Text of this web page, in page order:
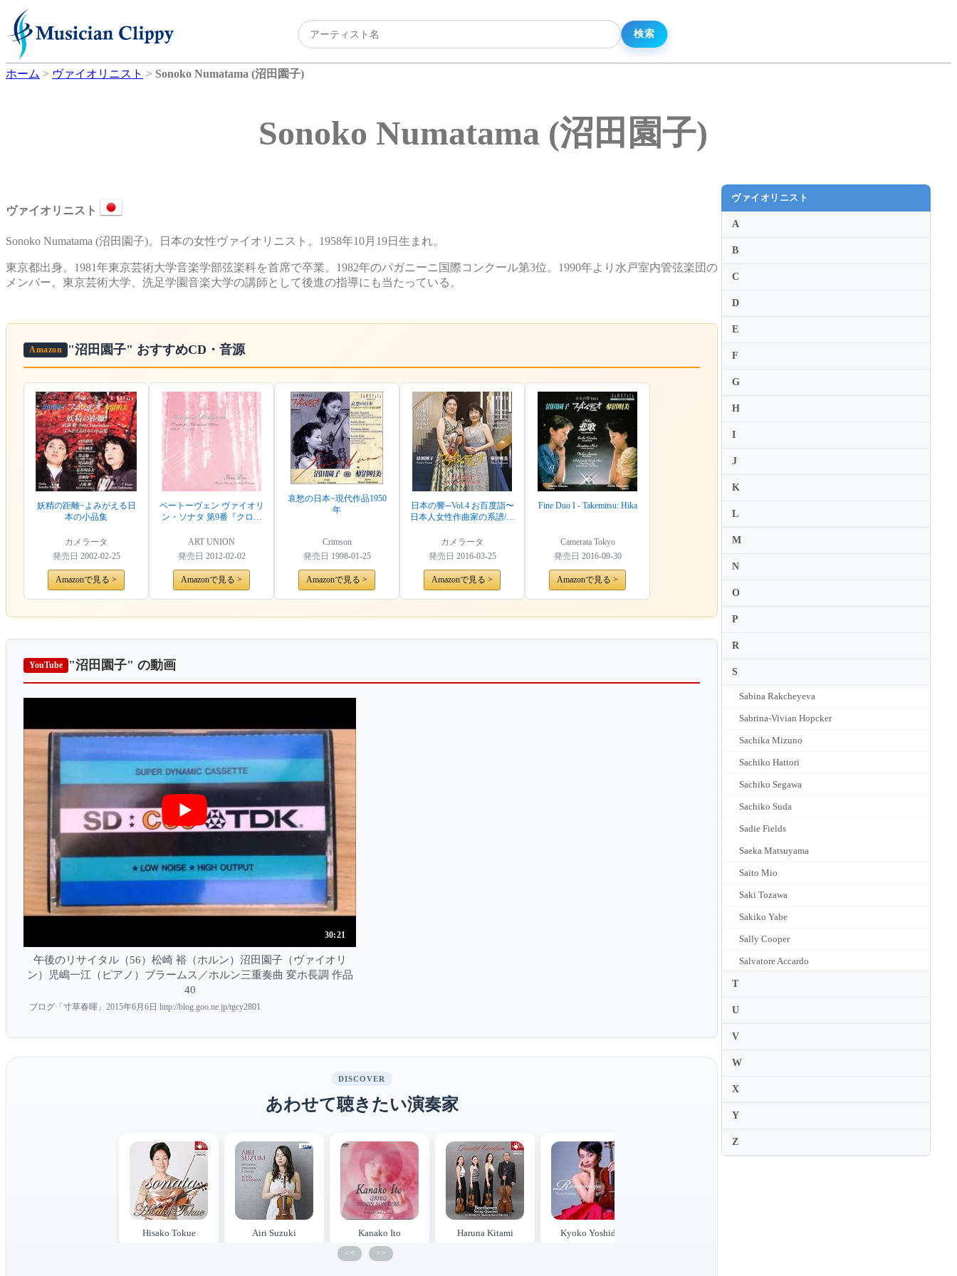
ホーム > ヴァイオリニスト > Sonoko Numatama (沼田園子)
Sonoko Numatama (沼田園子)
ヴァイオリニスト
Sonoko Numatama (沼田園子)。日本の女性ヴァイオリニスト。1958年10月19日生まれ。
東京都出身。1981年東京芸術大学音楽学部弦楽科を首席で卒業。1982年のパガニーニ国際コンクール第3位。1990年より水戸室内管弦楽団の
メンバー。東京芸術大学、洗足学園音楽大学の講師として後進の指導にも当たっている。
Amazon "沼田園子" おすすめCD・音源
妖精の距離~よみがえる日
本の小品集
カメラータ
発売日 2002-02-25
Amazonで見る >
ベートーヴェン ヴァイオリ
ン・ソナタ 第9番『クロイ
ART UNION
発売日 2012-02-02
Amazonで見る >
哀愁の日本~現代作品1950
年
Crimson
発売日 1998-01-25
Amazonで見る >
日本の響─Vol.4 お百度詣〜
日本人女性作曲家の系譜/フ
カメラータ
発売日 2016-03-25
Amazonで見る >
Fine Duo I - Takemitsu: Hika
Camerata Tokyo
発売日 2016-09-30
Amazonで見る >
YouTube "沼田園子" の動画
30:21
午後のリサイタル（56）松崎 裕（ホルン）沼田園子（ヴァイオリ
ン）児嶋一江（ピアノ）ブラームス／ホルン三重奏曲 変ホ長調 作品
40
ブログ「寸草春暉」2015年6月6日 http://blog.goo.ne.jp/tgcy2801
DISCOVER
あわせて聴きたい演奏家
Hisako Tokue Airi Suzuki Kanako Ito Haruna Kitami Kyoko Yoshida
<< >>
ヴァイオリニスト
A
B
C
D
E
F
G
H
I
J
K
L
M
N
O
P
R
S
Sabina Rakcheyeva
Sabrina-Vivian Hopcker
Sachika Mizuno
Sachiko Hattori
Sachiko Segawa
Sachiko Suda
Sadie Fields
Saeka Matsuyama
Saito Mio
Saki Tozawa
Sakiko Yabe
Sally Cooper
Salvatore Accardo
Saori Nakazawa
T
U
V
W
X
Y
Z